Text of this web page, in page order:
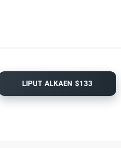
LIPUT ALKAEN $133